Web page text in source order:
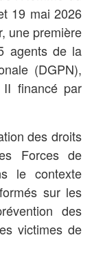
19 mai 2026
une première
agents de la
(DGPN),
financé par
des droits
Forces de
le contexte
sur les
des
victimes de